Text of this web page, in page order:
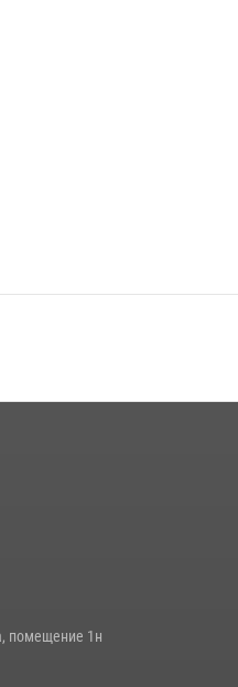
помещение 1н